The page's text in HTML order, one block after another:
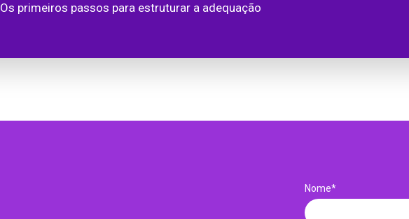
Os primeiros passos para estruturar a adequação
Nome*